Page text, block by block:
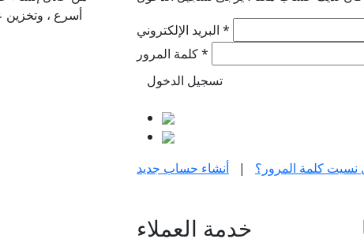
أسرع ، وتخزين
*
*
نسيت كلمة المرور؟ | أنشاء حساب جديد
خدمة العملاء